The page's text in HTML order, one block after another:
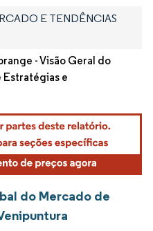
E TENDÊNCIAS
- Visão Geral do
Estratégias e
do Mercado de